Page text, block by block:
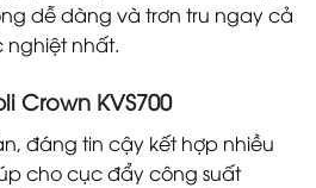
dễ dàng và trơn tru ngay cả
nghiệt nhất.
Crown KVS700
đáng tin cậy kết hợp nhiều
cho cục đẩy công suất